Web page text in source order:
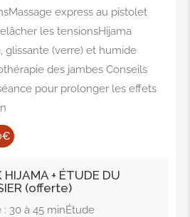
express au pistolet
les tensionsHijama
glissante (verre) et humide
des jambes Conseils
pour prolonger les effets
HIJAMA + ÉTUDE DU
(offerte)
: 30 à 45 minÉtude